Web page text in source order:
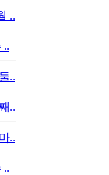
..
..
..
..
..
..